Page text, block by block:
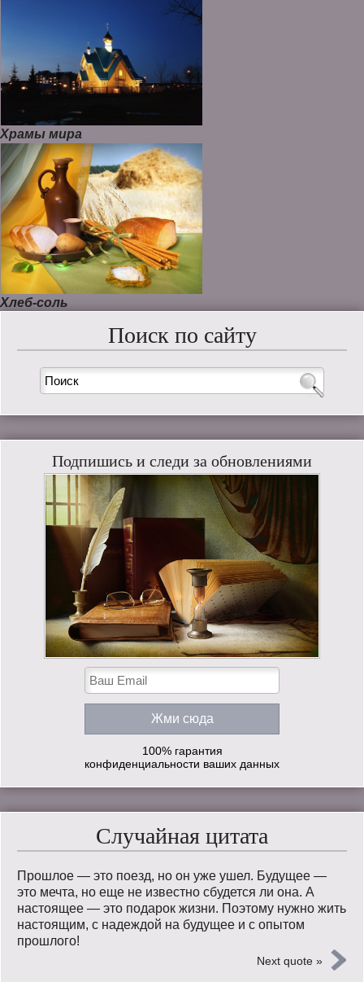
Храмы мира
Хлеб-соль
Поиск по сайту
Подпишись и следи за обновлениями
100% гарантия
конфиденциальности ваших данных
Случайная цитата
Прошлое — это поезд, но он уже ушел. Будущее —
это мечта, но еще не известно сбудется ли она. А
настоящее — это подарок жизни. Поэтому нужно жить
настоящим, с надеждой на будущее и с опытом
прошлого!
Next quote »